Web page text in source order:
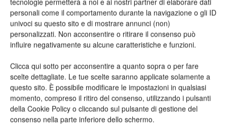
personali come il comportamento durante la navigazione o gli ID
univoci su questo sito e di mostrare annunci (non)
personalizzati. Non acconsentire o ritirare il consenso può
influire negativamente su alcune caratteristiche e funzioni.
Clicca qui sotto per acconsentire a quanto sopra o per fare
scelte dettagliate. Le tue scelte saranno applicate solamente a
questo sito. È possibile modificare le impostazioni in qualsiasi
momento, compreso il ritiro del consenso, utilizzando i pulsanti
della Cookie Policy o cliccando sul pulsante di gestione del
consenso nella parte inferiore dello schermo.
TAG Altinia Xerox